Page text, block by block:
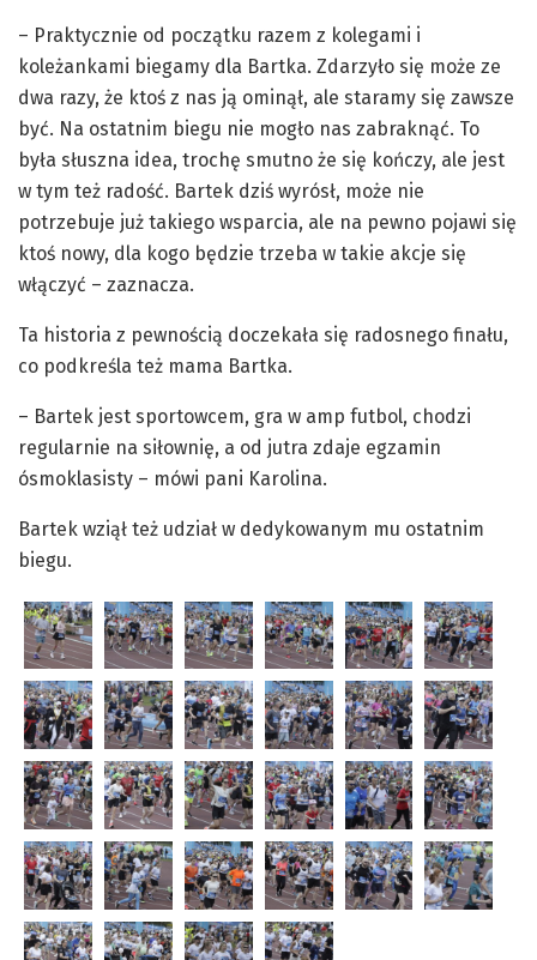
– Praktycznie od początku razem z kolegami i
koleżankami biegamy dla Bartka. Zdarzyło się może ze
dwa razy, że ktoś z nas ją ominął, ale staramy się zawsze
być. Na ostatnim biegu nie mogło nas zabraknąć. To
była słuszna idea, trochę smutno że się kończy, ale jest
w tym też radość. Bartek dziś wyrósł, może nie
potrzebuje już takiego wsparcia, ale na pewno pojawi się
ktoś nowy, dla kogo będzie trzeba w takie akcje się
włączyć – zaznacza.
Ta historia z pewnością doczekała się radosnego finału,
co podkreśla też mama Bartka.
– Bartek jest sportowcem, gra w amp futbol, chodzi
regularnie na siłownię, a od jutra zdaje egzamin
ósmoklasisty – mówi pani Karolina.
Bartek wziął też udział w dedykowanym mu ostatnim
biegu.